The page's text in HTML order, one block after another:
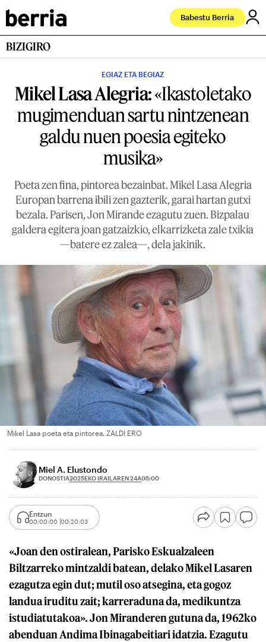
Babestu Berria
BIZIGIRO
EGIAZ ETA BEGIAZ
Mikel Lasa Alegria:«Ikastoletako
mugimenduan sartu nintzenean
galdu nuen poesia egiteko
musika»
Poeta zen fina, pintorea bezainbat. Mikel Lasa Alegria
Europan barrena ibili zen gazterik, garai hartan gutxi
bezala. Parisen, Jon Mirande ezagutu zuen. Bizpalau
galdera egitera joan gatzaizkio, elkarrizketa zale txikia
—batere ez zalea—, dela jakinik.
Mikel Lasa poeta eta pintorea. ZALDI ERO
Miel A. Elustondo
DONOSTIA2025EKO IRAILAREN 24A05:00
Entzun
00:00:00 00:20:03
«Joan den ostiralean, Parisko Eskualzaleen
Biltzarreko mintzaldi batean, delako Mikel Lasaren
ezagutza egin dut; mutil oso atsegina, eta gogoz
landua iruditu zait; karreraduna da, medikuntza
istudiatutakoa». Jon Miranderen gutuna da, 1962ko
abenduan Andima Ibinagabeitiari idatzia. Ezagutu